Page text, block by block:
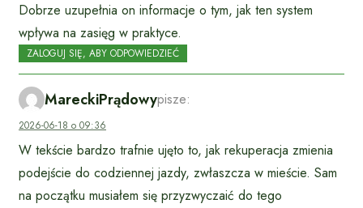
Dobrze uzupełnia on informacje o tym, jak ten system
wpływa na zasięg w praktyce.
ZALOGUJ SIĘ, ABY ODPOWIEDZIEĆ
MareckiPrądowypisze:
2026-06-18 o 09:36
W tekście bardzo trafnie ujęto to, jak rekuperacja zmienia
podejście do codziennej jazdy, zwłaszcza w mieście. Sam
na początku musiałem się przyzwyczaić do tego